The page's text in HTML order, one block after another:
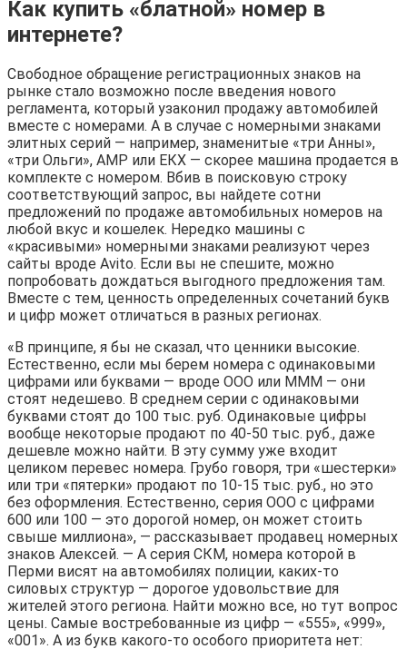
Как купить «блатной» номер в
интернете?
Свободное обращение регистрационных знаков на
рынке стало возможно после введения нового
регламента, который узаконил продажу автомобилей
вместе с номерами. А в случае с номерными знаками
элитных серий — например, знаменитые «три Анны»,
«три Ольги», АМР или ЕКХ — скорее машина продается в
комплекте с номером. Вбив в поисковую строку
соответствующий запрос, вы найдете сотни
предложений по продаже автомобильных номеров на
любой вкус и кошелек. Нередко машины с
«красивыми» номерными знаками реализуют через
сайты вроде Avito. Если вы не спешите, можно
попробовать дождаться выгодного предложения там.
Вместе с тем, ценность определенных сочетаний букв
и цифр может отличаться в разных регионах.
«В принципе, я бы не сказал, что ценники высокие.
Естественно, если мы берем номера с одинаковыми
цифрами или буквами — вроде ООО или МММ — они
стоят недешево. В среднем серии с одинаковыми
буквами стоят до 100 тыс. руб. Одинаковые цифры
вообще некоторые продают по 40-50 тыс. руб., даже
дешевле можно найти. В эту сумму уже входит
целиком перевес номера. Грубо говоря, три «шестерки»
или три «пятерки» продают по 10-15 тыс. руб., но это
без оформления. Естественно, серия ООО с цифрами
600 или 100 — это дорогой номер, он может стоить
свыше миллиона», — рассказывает продавец номерных
знаков Алексей. — А серия СКМ, номера которой в
Перми висят на автомобилях полиции, каких-то
силовых структур — дорогое удовольствие для
жителей этого региона. Найти можно все, но тут вопрос
цены. Самые востребованные из цифр — «555», «999»,
«001». А из букв какого-то особого приоритета нет: